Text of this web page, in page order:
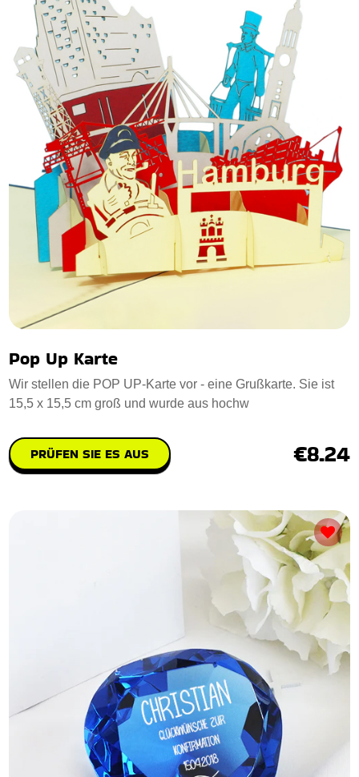
Pop Up Karte
Wir stellen die POP UP-Karte vor - eine Grußkarte. Sie ist
15,5 x 15,5 cm groß und wurde aus hochw
PRÜFEN SIE ES AUS €8.24